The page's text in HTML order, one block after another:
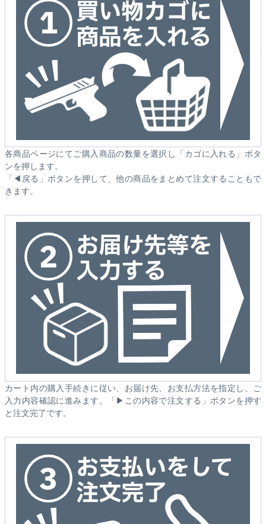
各商品ページにてご購入商品の数量を選択し「カゴに入れる」ボタ
ンを押します。
「◀戻る」ボタンを押して、他の商品をまとめて注文することもで
きます。
カート内の購入手続きに従い、お届け先、お支払方法を指定し、ご
入力内容確認に進みます。「▶この内容で注文する」ボタンを押す
と注文完了です。